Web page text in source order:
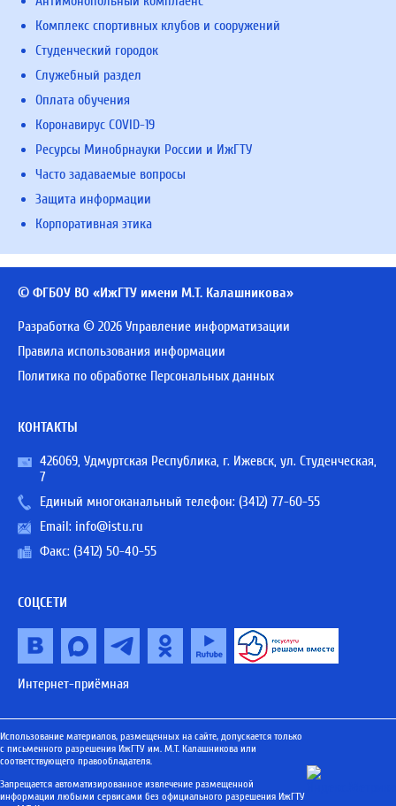
Комплекс спортивных клубов и сооружений
Студенческий городок
Служебный раздел
Оплата обучения
Коронавирус COVID-19
Ресурсы Минобрнауки России и ИжГТУ
Часто задаваемые вопросы
Защита информации
Корпоративная этика
© ФГБОУ ВО «ИжГТУ имени М.Т. Калашникова»
Разработка © 2026 Управление информатизации
Правила использования информации
Политика по обработке Персональных данных
КОНТАКТЫ
426069, Удмуртская Республика, г. Ижевск, ул. Студенческая,
7
Единый многоканальный телефон: (3412) 77-60-55
Email: info@istu.ru
Факс: (3412) 50-40-55
СОЦСЕТИ
Интернет-приёмная
Использование материалов, размещенных на сайте, допускается только
с письменного разрешения ИжГТУ им. М.Т. Калашникова или
соответствующего правообладателя.
Запрещается автоматизированное извлечение размещенной
информации любыми сервисами без официального разрешения ИжГТУ